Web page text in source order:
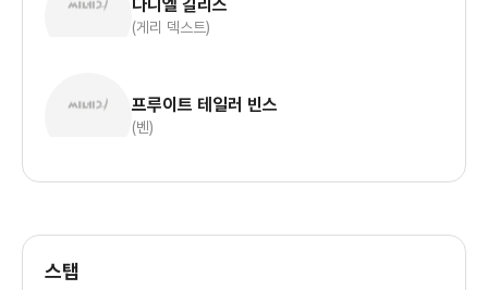
다니엘 길리스
(게리 덱스트)
프루이트 테일러 빈스
(벤)
스탭